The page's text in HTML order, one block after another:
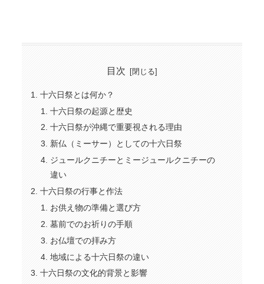
目次
十六日祭とは何か？
十六日祭の起源と歴史
十六日祭が沖縄で重要視される理由
新仏（ミーサー）としての十六日祭
ジュールクニチーとミージュールクニチーの
違い
十六日祭の行事と作法
お供え物の準備と選び方
墓前でのお祈りの手順
お仏壇での拝み方
地域による十六日祭の違い
十六日祭の文化的背景と影響